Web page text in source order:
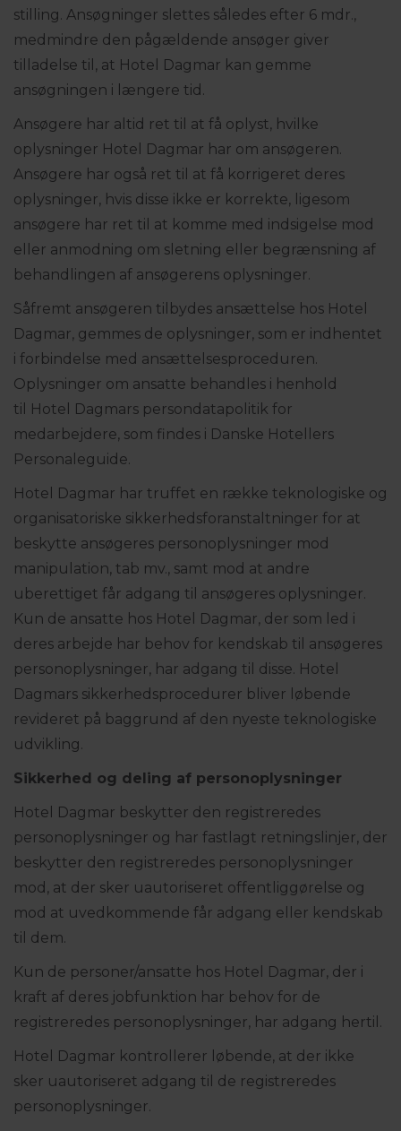
stilling. Ansøgninger slettes således efter 6 mdr.,
medmindre den pågældende ansøger giver
tilladelse til, at Hotel Dagmar kan gemme
ansøgningen i længere tid.
Ansøgere har altid ret til at få oplyst, hvilke
oplysninger Hotel Dagmar har om ansøgeren.
Ansøgere har også ret til at få korrigeret deres
oplysninger, hvis disse ikke er korrekte, ligesom
ansøgere har ret til at komme med indsigelse mod
eller anmodning om sletning eller begrænsning af
behandlingen af ansøgerens oplysninger.
Såfremt ansøgeren tilbydes ansættelse hos Hotel
Dagmar, gemmes de oplysninger, som er indhentet
i forbindelse med ansættelsesproceduren.
Oplysninger om ansatte behandles i henhold
til Hotel Dagmars persondatapolitik for
medarbejdere, som findes i Danske Hotellers
Personaleguide.
Hotel Dagmar har truffet en række teknologiske og
organisatoriske sikkerhedsforanstaltninger for at
beskytte ansøgeres personoplysninger mod
manipulation, tab mv., samt mod at andre
uberettiget får adgang til ansøgeres oplysninger.
Kun de ansatte hos Hotel Dagmar, der som led i
deres arbejde har behov for kendskab til ansøgeres
personoplysninger, har adgang til disse. Hotel
Dagmars sikkerhedsprocedurer bliver løbende
revideret på baggrund af den nyeste teknologiske
udvikling.
Sikkerhed og deling af personoplysninger
Hotel Dagmar beskytter den registreredes
personoplysninger og har fastlagt retningslinjer, der
beskytter den registreredes personoplysninger
mod, at der sker uautoriseret offentliggørelse og
mod at uvedkommende får adgang eller kendskab
til dem.
Kun de personer/ansatte hos Hotel Dagmar, der i
kraft af deres jobfunktion har behov for de
registreredes personoplysninger, har adgang hertil.
Hotel Dagmar kontrollerer løbende, at der ikke
sker uautoriseret adgang til de registreredes
personoplysninger.